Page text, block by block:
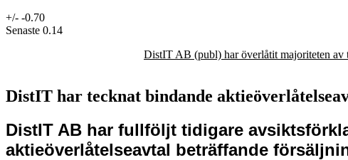
+/- -0.70
Senaste 0.14
DistIT AB (publ) har överlåtit majoriteten
DistIT har tecknat bindande
DistIT AB har fullföljt tidigare
aktieöverlåtelseavtal beträffande